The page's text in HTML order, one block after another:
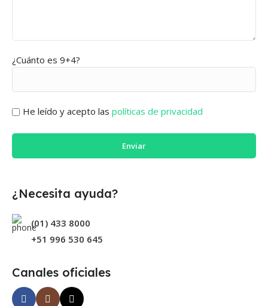
¿Cuánto es 9+4?
He leído y acepto las políticas de privacidad
¿Necesita ayuda?
(01) 433 8000
+51 996 530 645
Canales oficiales